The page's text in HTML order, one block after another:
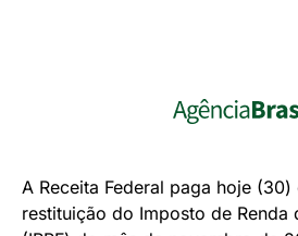
A Receita Federal paga hoje
restituição do Imposto de Renda